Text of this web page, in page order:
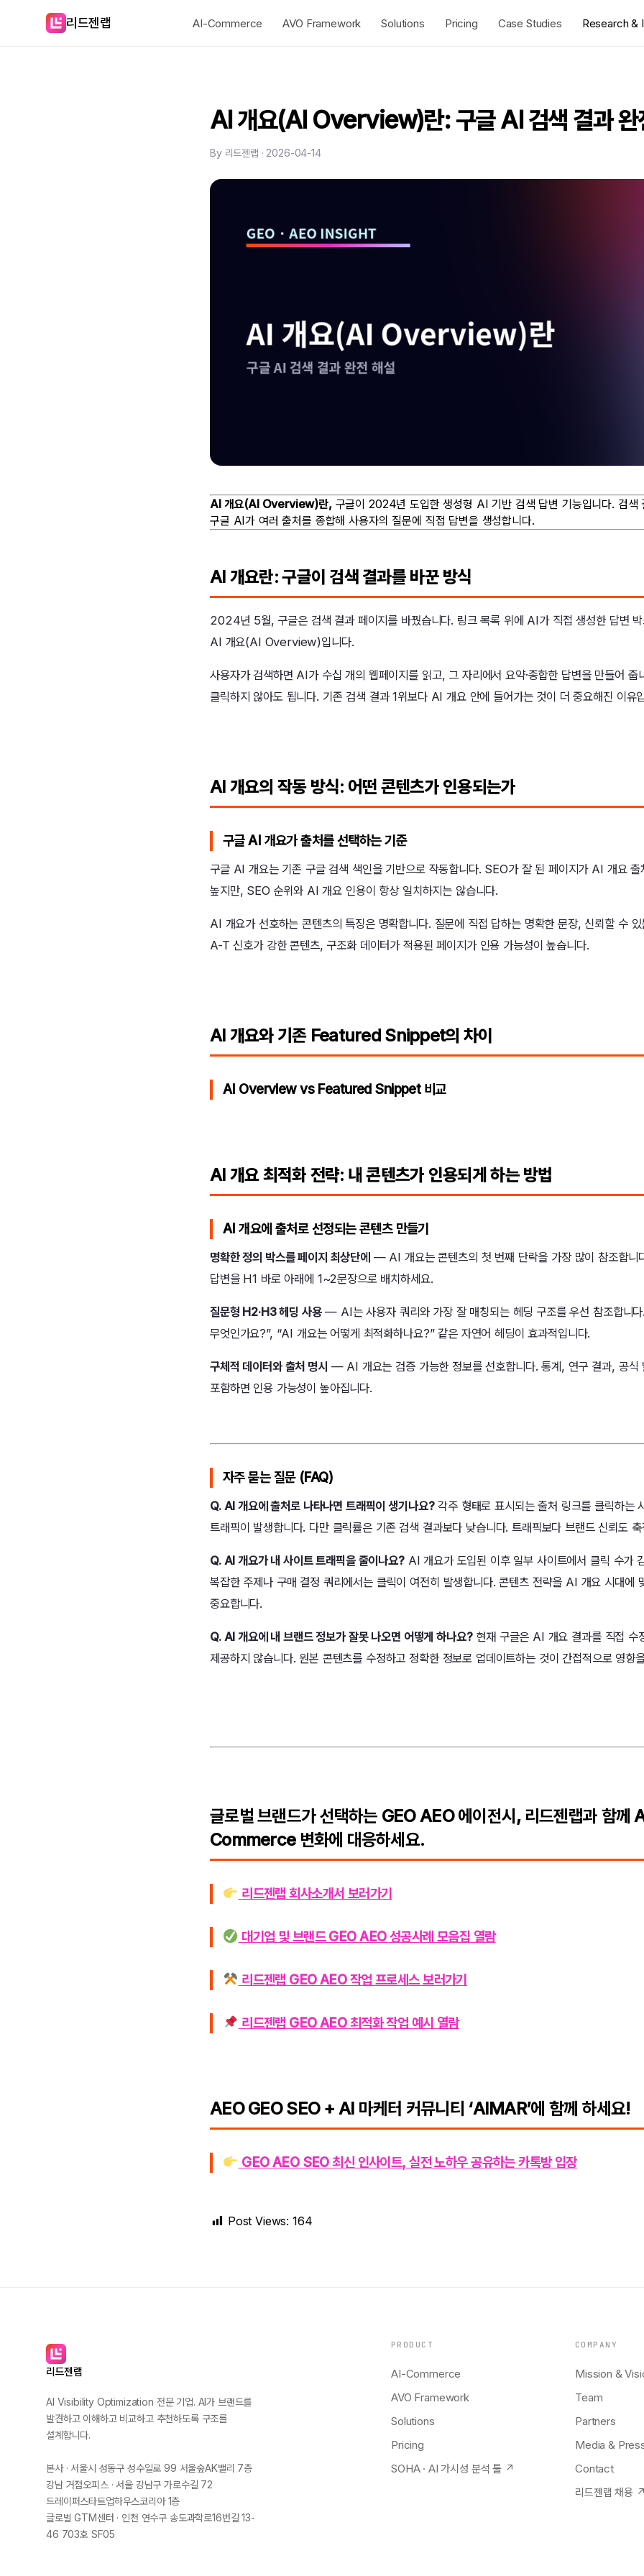
리드젠랩 AI-Commerce AVO Framework Solutions Pricing Case Studies Research &
AI 개요(AI Overview)란: 구글 AI 검색 결과 완
By 리드젠랩 · 2026-04-14
AI 개요(AI Overview)란,구글이 2024년 도입한 생성형 AI 기반 검색 답변 기능입니다. 검색
구글 AI가 여러 출처를 종합해 사용자의 질문에 직접 답변을 생성합니다.
AI 개요란: 구글이 검색 결과를 바꾼 방식
2024년 5월, 구글은 검색 결과 페이지를 바꿨습니다. 링크 목록 위에 AI가 직접 생성한 답변 박
AI 개요(AI Overview)입니다.
사용자가 검색하면 AI가 수십 개의 웹페이지를 읽고, 그 자리에서 요약·종합한 답변을 만들어 줍
클릭하지 않아도 됩니다. 기존 검색 결과 1위보다 AI 개요 안에 들어가는 것이 더 중요해진 이유
AI 개요의 작동 방식: 어떤 콘텐츠가 인용되는가
구글 AI 개요가 출처를 선택하는 기준
구글 AI 개요는 기존 구글 검색 색인을 기반으로 작동합니다. SEO가 잘 된 페이지가 AI 개요 출
높지만, SEO 순위와 AI 개요 인용이 항상 일치하지는 않습니다.
AI 개요가 선호하는 콘텐츠의 특징은 명확합니다. 질문에 직접 답하는 명확한 문장, 신뢰할 수
A-T 신호가 강한 콘텐츠, 구조화 데이터가 적용된 페이지가 인용 가능성이 높습니다.
AI 개요와 기존 Featured Snippet의 차이
AI Overview vs Featured Snippet 비교
AI 개요 최적화 전략: 내 콘텐츠가 인용되게 하는 방법
AI 개요에 출처로 선정되는 콘텐츠 만들기
명확한 정의 박스를 페이지 최상단에 — AI 개요는 콘텐츠의 첫 번째 단락을 가장 많이 참조합니
답변을 H1 바로 아래에 1~2문장으로 배치하세요.
질문형 H2·H3 헤딩 사용— AI는 사용자 쿼리와 가장 잘 매칭되는 헤딩 구조를 우선 참조합니
무엇인가요?”, “AI 개요는 어떻게 최적화하나요?” 같은 자연어 헤딩이 효과적입니다.
구체적 데이터와 출처 명시 — AI 개요는 검증 가능한 정보를 선호합니다. 통계, 연구 결과, 공식
포함하면 인용 가능성이 높아집니다.
자주 묻는 질문 (FAQ)
Q. AI 개요에 출처로 나타나면 트래픽이 생기나요?각주 형태로 표시되는 출처 링크를 클릭하는
트래픽이 발생합니다. 다만 클릭률은 기존 검색 결과보다 낮습니다. 트래픽보다 브랜드 신뢰도
Q. AI 개요가 내 사이트 트래픽을 줄이나요?AI 개요가 도입된 이후 일부 사이트에서 클릭 수가
복잡한 주제나 구매 결정 쿼리에서는 클릭이 여전히 발생합니다. 콘텐츠 전략을 AI 개요 시대에
중요합니다.
Q. AI 개요에 내 브랜드 정보가 잘못 나오면 어떻게 하나요?현재 구글은 AI 개요 결과를 직접 수
제공하지 않습니다. 원본 콘텐츠를 수정하고 정확한 정보로 업데이트하는 것이 간접적으로 영향
글로벌 브랜드가 선택하는 GEO AEO 에이전시, 리드젠랩과 함
Commerce 변화에 대응하세요.
리드젠랩 회사소개서 보러가기
대기업 및 브랜드 GEO AEO 성공사례 모음집 열람
리드젠랩 GEO AEO 작업 프로세스 보러가기
리드젠랩 GEO AEO 최적화 작업 예시 열람
AEO GEO SEO + AI 마케터 커뮤니티 ‘AIMAR’에 함께 하세요!
GEO AEO SEO 최신 인사이트, 실전 노하우 공유하는 카톡방 입장
Post Views: 164
리드젠랩
AI Visibility Optimization 전문 기업. AI가 브랜드를
발견하고 이해하고 비교하고 추천하도록 구조를
설계합니다.
본사 · 서울시 성동구 성수일로 99 서울숲AK밸리 7층
강남 거점오피스 · 서울 강남구 가로수길 72
드레이퍼스타트업하우스코리아 1층
글로벌 GTM센터 · 인천 연수구 송도과학로16번길 13-
46 703호 SF05
PRODUCT
AI-Commerce
AVO Framework
Solutions
Pricing
SOHA · AI 가시성 분석 툴 ↗
COMPANY
Mission &
Team
Partners
Media &
Contact
리드젠랩 채용 ↗